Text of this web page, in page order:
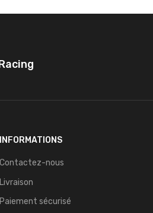
INFORMATIONS
Contactez-nous
Livraison
Paiement sécurisé